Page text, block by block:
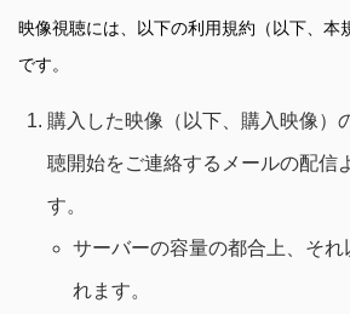
映像視聴には、以下の利用規約（以下、本
です。
購入した映像（以下、購入映像）
聴開始をご連絡するメールの配信
す。
サーバーの容量の都合上、それ
れます。